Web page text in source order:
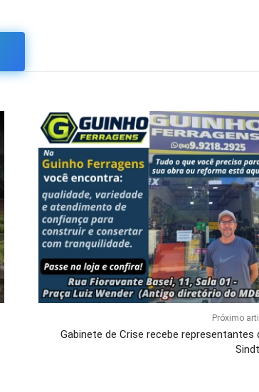
Próximo
Gabinete de Crise recebe representantes